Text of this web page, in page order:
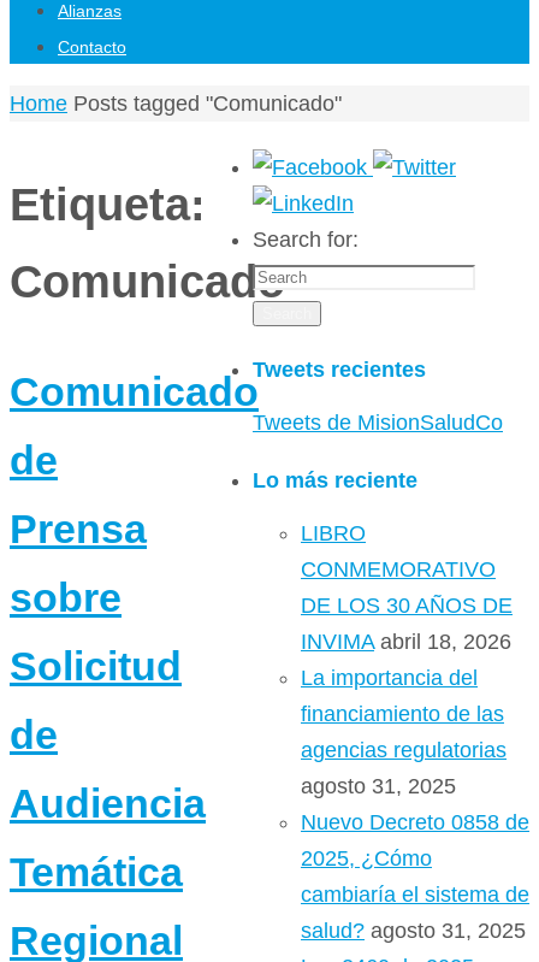
Alianzas
Contacto
Home Posts tagged "Comunicado"
Etiqueta:
Comunicado
Comunicado
de
Prensa
sobre
Solicitud
de
Audiencia
Temática
Regional
Search for:
Tweets recientes
Tweets de MisionSaludCo
Lo más reciente
LIBRO
CONMEMORATIVO
DE LOS 30 AÑOS DE
INVIMA abril 18, 2026
La importancia del
financiamiento de las
agencias regulatorias
agosto 31, 2025
Nuevo Decreto 0858 de
2025, ¿Cómo
cambiaría el sistema de
salud? agosto 31, 2025